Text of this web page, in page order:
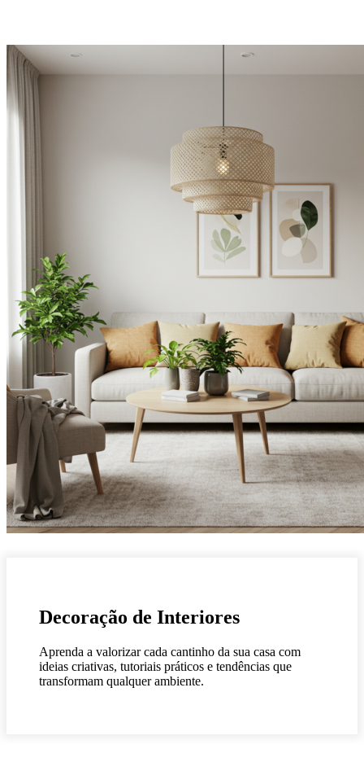
Decoração de Interiores
Aprenda a valorizar cada cantinho da sua casa com
ideias criativas, tutoriais práticos e tendências que
transformam qualquer ambiente.